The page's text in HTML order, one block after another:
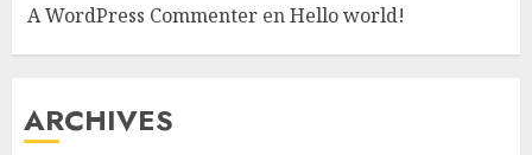
A WordPress Commenter enHello world!
ARCHIVES